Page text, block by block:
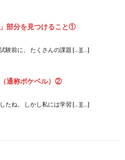
」部分を見つけること①
験前に、 たくさんの課題 […][…]
通称ポケベル）②
たね。 しかし私には学習 […][…]